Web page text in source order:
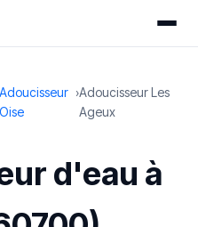
Adoucisseur
Oise
›Adoucisseur Les
Ageux
d'eau à